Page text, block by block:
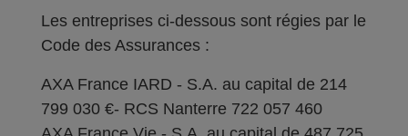
Les entreprises ci-dessous sont régies par le
Code des Assurances :
AXA France IARD - S.A. au capital de 214
799 030 €- RCS Nanterre 722 057 460